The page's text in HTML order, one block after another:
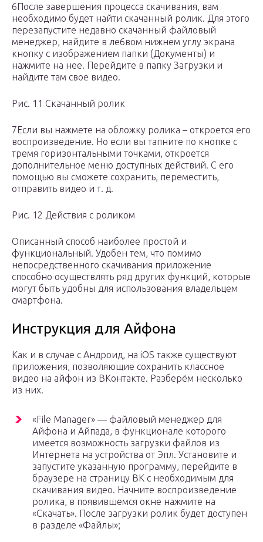
6После завершения процесса скачивания, вам
необходимо будет найти скачанный ролик. Для этого
перезапустите недавно скачанный файловый
менеджер, найдите в ле6вом нижнем углу экрана
кнопку с изображением папки (Документы) и
нажмите на нее. Перейдите в папку Загрузки и
найдите там свое видео.
Рис. 11 Скачанный ролик
7Если вы нажмете на обложку ролика – откроется его
воспроизведение. Но если вы тапните по кнопке с
тремя горизонтальными точками, откроется
дополнительное меню доступных действий. С его
помощью вы сможете сохранить, переместить,
отправить видео и т. д.
Рис. 12 Действия с роликом
Описанный способ наиболее простой и
функциональный. Удобен тем, что помимо
непосредственного скачивания приложение
способно осуществлять ряд других функций, которые
могут быть удобны для использования владельцем
смартфона.
Инструкция для Айфона
Как и в случае с Андроид, на iOS также существуют
приложения, позволяющие сохранить классное
видео на айфон из ВКонтакте. Разберём несколько
из них.
«File Manager» — файловый менеджер для
Айфона и Айпада, в функционале которого
имеется возможность загрузки файлов из
Интернета на устройства от Эпл. Установите и
запустите указанную программу, перейдите в
браузере на страницу ВК с необходимым для
скачивания видео. Начните воспроизведение
ролика, в появившемся окне нажмите на
«Скачать». После загрузки ролик будет доступен
в разделе «Файлы»;